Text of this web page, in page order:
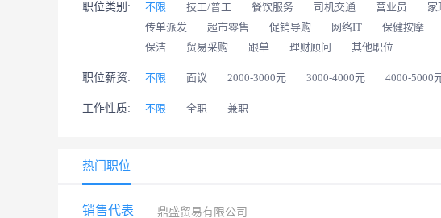
职位类别: 不限 技工/普工 餐饮服务 司机交通 营业员 家
传单派发
超市零售 促销导购 网络IT 保健按摩
保洁
贸易采购 跟单 理财顾问 其他职位
职位薪资: 不限 面议 2000-3000元 3000-4000元 4000-5000
工作性质: 不限 全职 兼职
热门职位
销售代表 鼎盛贸易有限公司